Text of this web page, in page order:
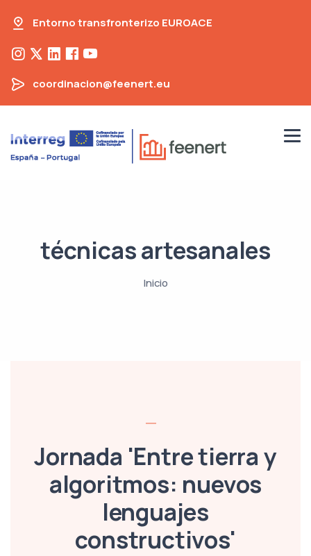
Entorno transfronterizo EUROACE
coordinacion@feenert.eu
técnicas artesanales
Inicio
Jornada 'Entre tierra y
algoritmos: nuevos
lenguajes
constructivos'